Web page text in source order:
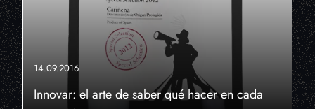
14.09.2016
Innovar: el arte de saber qué hacer en cada